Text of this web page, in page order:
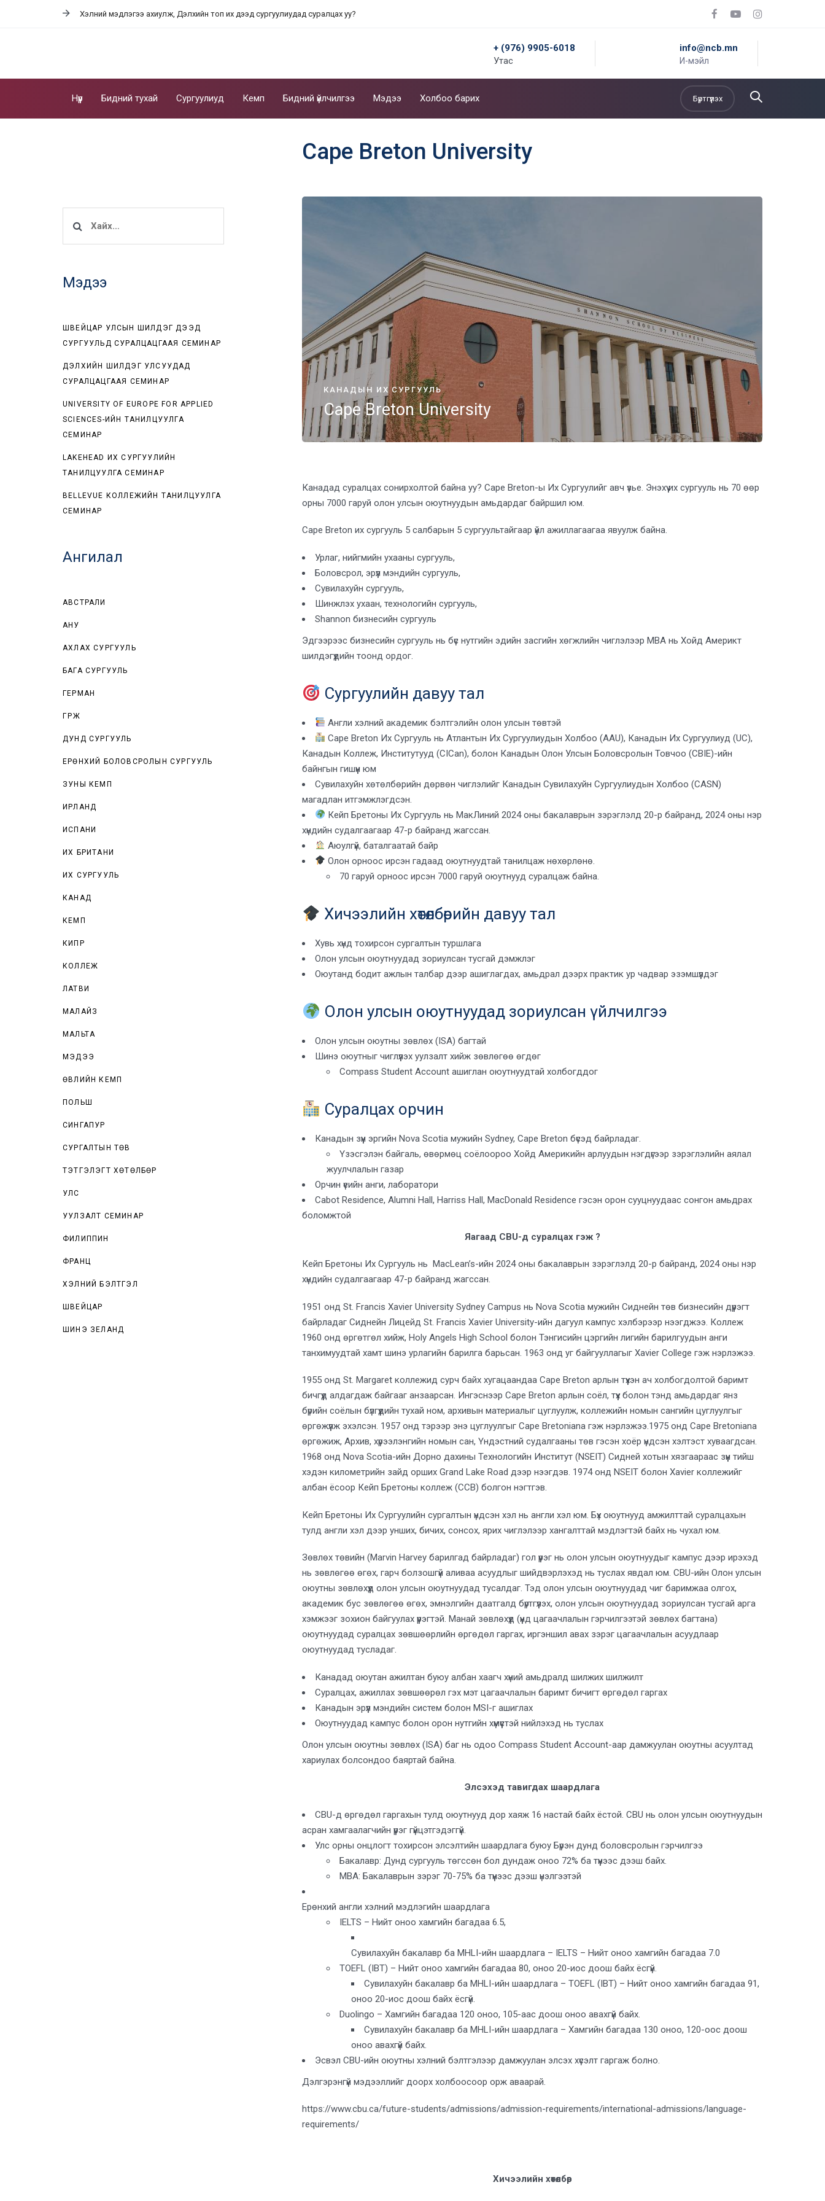
Хэлний мэдлэгээ ахиулж, Дэлхийн топ их дээд сургуулиудад суралцах уу?
+ (976) 9905-6018
Утас
info@ncb.mn
И-мэйл
Нүүр Бидний тухай Сургуулиуд Кемп Бидний үйлчилгээ Мэдээ Холбоо барих Бүртгүүлэх
Мэдээ
ШВЕЙЦАР УЛСЫН ШИЛДЭГ ДЭЭД
СУРГУУЛЬД СУРАЛЦАЦГААЯ СЕМИНАР
ДЭЛХИЙН ШИЛДЭГ УЛСУУДАД
СУРАЛЦАЦГААЯ СЕМИНАР
UNIVERSITY OF EUROPE FOR APPLIED
SCIENCES-ИЙН ТАНИЛЦУУЛГА
СЕМИНАР
LAKEHEAD ИХ СУРГУУЛИЙН
ТАНИЛЦУУЛГА СЕМИНАР
BELLEVUE КОЛЛЕЖИЙН ТАНИЛЦУУЛГА
СЕМИНАР
Ангилал
АВСТРАЛИ
АНУ
АХЛАХ СУРГУУЛЬ
БАГА СУРГУУЛЬ
ГЕРМАН
ГҮРЖ
ДУНД СУРГУУЛЬ
ЕРӨНХИЙ БОЛОВСРОЛЫН СУРГУУЛЬ
ЗУНЫ КЕМП
ИРЛАНД
ИСПАНИ
ИХ БРИТАНИ
ИХ СУРГУУЛЬ
КАНАД
КЕМП
КИПР
КОЛЛЕЖ
ЛАТВИ
МАЛАЙЗ
МАЛЬТА
МЭДЭЭ
ӨВЛИЙН КЕМП
ПОЛЬШ
СИНГАПУР
СУРГАЛТЫН ТӨВ
ТЭТГЭЛЭГТ ХӨТӨЛБӨР
УЛС
УУЛЗАЛТ СЕМИНАР
ФИЛИППИН
ФРАНЦ
ХЭЛНИЙ БЭЛТГЭЛ
ШВЕЙЦАР
ШИНЭ ЗЕЛАНД
Cape Breton University
КАНАДЫН ИХ СУРГУУЛЬ
Cape Breton University
Канадад суралцах сонирхолтой байна уу? Cape Breton-ы Их Сургуулийг авч үзье. Энэхүү их сургууль нь 70 өөр
орны 7000 гаруй олон улсын оюутнуудын амьдардаг байршил юм.
Cape Breton их сургууль 5 салбарын 5 сургуультайгаар үйл ажиллагаагаа явуулж байна.
Урлаг, нийгмийн ухааны сургууль,
Боловсрол, эрүүл мэндийн сургууль,
Сувилахуйн сургууль,
Шинжлэх ухаан, технологийн сургууль,
Shannon бизнесийн сургууль
Эдгээрээс бизнесийн сургууль нь бүс нутгийн эдийн засгийн хөгжлийн чиглэлээр MBA нь Хойд Америкт
шилдэгүүдийн тоонд ордог.
Сургуулийн давуу тал
Англи хэлний академик бэлтгэлийн олон улсын төвтэй
Cape Breton Их Сургууль нь Атлантын Их Сургуулиудын Холбоо (AAU), Канадын Их Сургуулиуд (UC),
Канадын Коллеж, Институтууд (CICan), болон Канадын Олон Улсын Боловсролын Товчоо (CBIE)-ийн
байнгын гишүүн юм
Сувилахуйн хөтөлбөрийн дөрвөн чиглэлийг Канадын Сувилахуйн Сургуулиудын Холбоо (CASN)
магадлан итгэмжлэгдсэн.
Кейп Бретоны Их Сургууль нь МакЛиний 2024 оны бакалаврын зэрэглэлд 20-р байранд, 2024 оны нэр
хүндийн судалгаагаар 47-р байранд жагссан.
Аюулгүй, баталгаатай байр
Олон орноос ирсэн гадаад оюутнуудтай танилцаж нөхөрлөнө.
70 гаруй орноос ирсэн 7000 гаруй оюутнууд суралцаж байна.
Хичээлийн хөтөлбөрийн давуу тал
Хувь хүнд тохирсон сургалтын туршлага
Олон улсын оюутнуудад зориулсан тусгай дэмжлэг
Оюутанд бодит ажлын талбар дээр ашиглагдах, амьдрал дээрх практик ур чадвар эзэмшүүлдэг
Олон улсын оюутнуудад зориулсан үйлчилгээ
Олон улсын оюутны зөвлөх (ISA) багтай
Шинэ оюутныг чиглүүлэх уулзалт хийж зөвлөгөө өгдөг
Compass Student Account ашиглан оюутнуудтай холбогддог
Суралцах орчин
Канадын зүүн эргийн Nova Scotia мужийн Sydney, Cape Breton бүсэд байрладаг.
Үзэсгэлэн байгаль, өвөрмөц соёлоороо Хойд Америкийн арлуудын нэгдүгээр зэрэглэлийн аялал
жуулчлалын газар
Орчин үеийн анги, лаборатори
Cabot Residence, Alumni Hall, Harriss Hall, MacDonald Residence гэсэн орон сууцнуудаас сонгон амьдрах
боломжтой
Яагаад CBU-д суралцах гэж ?
Кейп Бретоны Их Сургууль нь MacLean’s-ийн 2024 оны бакалаврын зэрэглэлд 20-р байранд, 2024 оны нэр
хүндийн судалгаагаар 47-р байранд жагссан.
1951 онд St. Francis Xavier University Sydney Campus нь Nova Scotia мужийн Сиднейн төв бизнесийн дүүрэгт
байрладаг Сиднейн Лицейд St. Francis Xavier University-ийн дагуул кампус хэлбэрээр нээгджээ. Коллеж
1960 онд өргөтгөл хийж, Holy Angels High School болон Тэнгисийн цэргийн лигийн барилгуудын анги
танхимуудтай хамт шинэ урлагийн барилга барьсан. 1963 онд уг байгууллагыг Xavier College гэж нэрлэжээ.
1955 онд St. Margaret коллежид сурч байх хугацаандаа Cape Breton арлын түүхэн ач холбогдолтой баримт
бичгүүд алдагдаж байгааг анзаарсан. Ингэснээр Cape Breton арлын соёл, түүх болон тэнд амьдардаг янз
бүрийн соёлын бүлгүүдийн тухай ном, архивын материалыг цуглуулж, коллежийн номын сангийн цуглуулгыг
өргөжүүлж эхэлсэн. 1957 онд тэрээр энэ цуглуулгыг Cape Bretoniana гэж нэрлэжээ.1975 онд Cape Bretoniana
өргөжиж, Архив, хүрээлэнгийн номын сан, Үндэстний судалгааны төв гэсэн хоёр үндсэн хэлтэст хуваагдсан.
1968 онд Nova Scotia-ийн Дорно дахины Технологийн Институт (NSEIT) Сидней хотын хязгаараас зүүн тийш
хэдэн километрийн зайд орших Grand Lake Road дээр нээгдэв. 1974 онд NSEIT болон Xavier коллежийг
албан ёсоор Кейп Бретоны коллеж (CCB) болгон нэгтгэв.
Кейп Бретоны Их Сургуулийн сургалтын үндсэн хэл нь англи хэл юм. Бүх оюутнууд амжилттай суралцахын
тулд англи хэл дээр унших, бичих, сонсох, ярих чиглэлээр хангалттай мэдлэгтэй байх нь чухал юм.
Зөвлөх төвийн (Marvin Harvey барилгад байрладаг) гол үүрэг нь олон улсын оюутнуудыг кампус дээр ирэхэд
нь зөвлөгөө өгөх, гарч болзошгүй аливаа асуудлыг шийдвэрлэхэд нь туслах явдал юм. CBU-ийн Олон улсын
оюутны зөвлөхүүд олон улсын оюутнуудад тусалдаг. Тэд олон улсын оюутнуудад чиг баримжаа олгох,
академик бус зөвлөгөө өгөх, эмнэлгийн даатгалд бүртгүүлэх, олон улсын оюутнуудад зориулсан тусгай арга
хэмжээг зохион байгуулах үүрэгтэй. Манай зөвлөхүүд (үүнд цагаачлалын гэрчилгээтэй зөвлөх багтана)
оюутнуудад суралцах зөвшөөрлийн өргөдөл гаргах, иргэншил авах зэрэг цагаачлалын асуудлаар
оюутнуудад тусладаг.
Канадад оюутан ажилтан буюу албан хаагч хүний ​​​​амьдралд шилжих шилжилт
Суралцах, ажиллах зөвшөөрөл гэх мэт цагаачлалын баримт бичигт өргөдөл гаргах
Канадын эрүүл мэндийн систем болон MSI-г ашиглах
Оюутнуудад кампус болон орон нутгийн хүмүүстэй нийлэхэд нь туслах
Олон улсын оюутны зөвлөх (ISA) баг нь одоо Compass Student Account-аар дамжуулан оюутны асуултад
хариулах болсондоо баяртай байна.
Элсэхэд тавигдах шаардлага
CBU-д өргөдөл гаргахын тулд оюутнууд дор хаяж 16 настай байх ёстой. CBU нь олон улсын оюутнуудын
асран хамгаалагчийн үүрэг гүйцэтгэдэггүй.
Улс орны онцлогт тохирсон элсэлтийн шаардлага буюу Бүрэн дунд боловсролын гэрчилгээ
Бакалавр: Дунд сургууль төгссөн бол дундаж оноо 72% ба түүнээс дээш байх.
MBA: Бакалаврын зэрэг 70-75% ба түүнээс дээш үнэлгээтэй
Ерөнхий англи хэлний мэдлэгийн шаардлага
IELTS – Нийт оноо хамгийн багадаа 6.5,
Сувилахуйн бакалавр ба MHLI-ийн шаардлага – IELTS – Нийт оноо хамгийн багадаа 7.0
TOEFL (IBT) – Нийт оноо хамгийн багадаа 80, оноо 20-иос доош байх ёсгүй.
Сувилахуйн бакалавр ба MHLI-ийн шаардлага – TOEFL (IBT) – Нийт оноо хамгийн багадаа 91,
оноо 20-иос доош байх ёсгүй.
Duolingo – Хамгийн багадаа 120 оноо, 105-аас доош оноо авахгүй байх.
Сувилахуйн бакалавр ба MHLI-ийн шаардлага – Хамгийн багадаа 130 оноо, 120-оос доош
оноо авахгүй байх.
Эсвэл CBU-ийн оюутны хэлний бэлтгэлээр дамжуулан элсэх хүсэлт гаргаж болно.
Дэлгэрэнгүй мэдээллийг доорх холбоосоор орж аваарай.
https://www.cbu.ca/future-students/admissions/admission-requirements/international-admissions/language-
requirements/
Хичээлийн хөтөлбөр